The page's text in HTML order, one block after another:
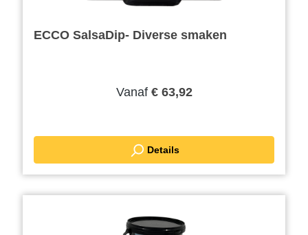
ECCO SalsaDip- Diverse smaken
Vanaf € 63,92
Details